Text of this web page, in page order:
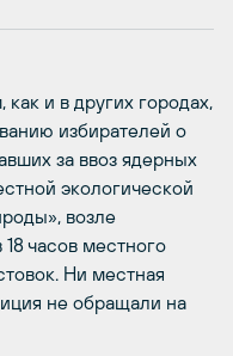
и в других городах,
избирателей о
за ввоз ядерных
экологической
возле
часов местного
Ни местная
не обращали на